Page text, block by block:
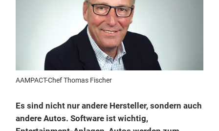
AAMPACT-Chef Thomas Fischer
Es sind nicht nur andere Hersteller, sondern auch
andere Autos. Software ist wichtig,